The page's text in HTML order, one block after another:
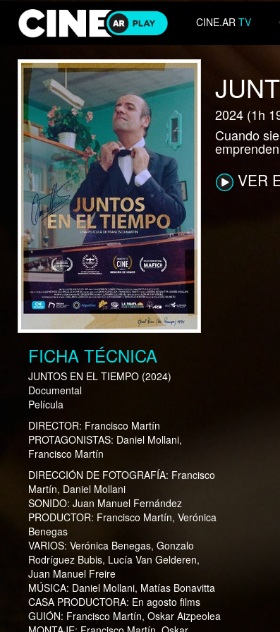
CINE.ARTV
2024 (1h
Cuando
VER
FICHA TÉCNICA
JUNTOS EN EL TIEMPO (2024)
Documental
Película
DIRECTOR: Francisco Martín
PROTAGONISTAS: Daniel Mollani,
Francisco Martín
DIRECCIÓN DE FOTOGRAFÍA: Francisco
Martín, Daniel Mollani
SONIDO: Juan Manuel Fernández
PRODUCTOR: Francisco Martín, Verónica
Benegas
VARIOS: Verónica Benegas, Gonzalo
Rodríguez Bubis, Lucía Van Gelderen,
Juan Manuel Freire
MÚSICA: Daniel Mollani, Matías Bonavitta
CASA PRODUCTORA: En agosto films
GUIÓN: Francisco Martín, Oskar Aizpeolea